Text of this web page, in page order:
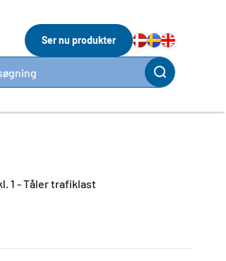
Ser nu produkter
1 - Tåler trafiklast